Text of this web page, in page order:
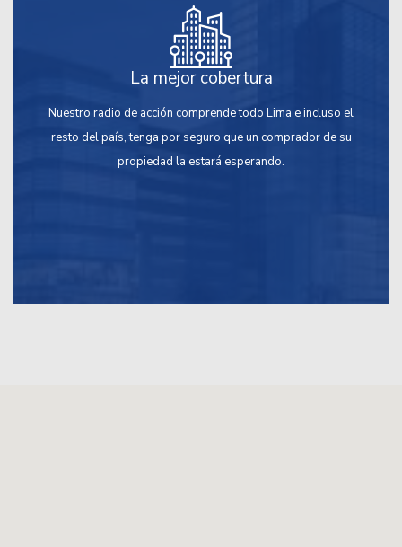
La mejor cobertura
Nuestro radio de acción comprende todo Lima e incluso el
resto del país, tenga por seguro que un comprador de su
propiedad la estará esperando.